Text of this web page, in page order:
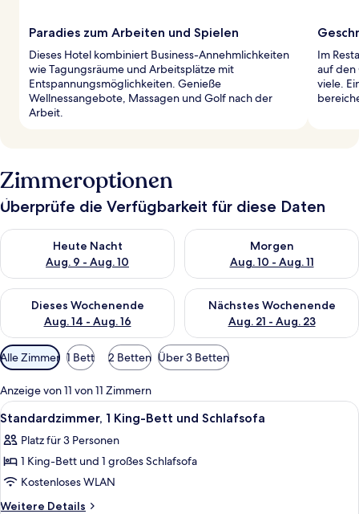
Paradies zum Arbeiten und Spielen
Dieses Hotel kombiniert Business-Annehmlichkeiten
wie Tagungsräume und Arbeitsplätze mit
Entspannungsmöglichkeiten. Genieße
Wellnessangebote, Massagen und Golf nach der
Arbeit.
Im
auf den
viele.
Zimmeroptionen
Überprüfe die Verfügbarkeit für diese Daten
Heute Nacht
Aug. 9 - Aug. 10
Überprüfe die Verfügbarkeit für heute Nacht, Aug. 9 - Aug.
Morgen
Aug. 10 - Aug. 11
Überprüfe die Verfügbarkeit
Dieses Wochenende
Aug. 14 - Aug. 16
Überprüfe die Verfügbarkeit für dieses Wochenende, Aug. 14
Nächstes Wochenende
Aug. 21 - Aug. 23
Überprüfe die Verfügbarkeit
Verfügbare
Filter
für
Zimmer
Alle Zimmer 1 Bett 2 Betten Über 3 Betten
Anzeige von 11 von 11 Zimmern
Alle
Fotos
für
Standardzimmer,
1 King-
Bett
Ein Hotelzimmer mit einem großen
11
Standardzimmer, 1 King-Bett und Schlafsofa
Platz für 3 Personen
1 King-Bett und 1 großes Schlafsofa
Kostenloses WLAN
Weitere Details
Weitere